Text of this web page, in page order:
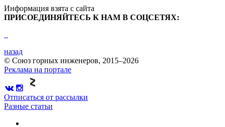
Информация взята с сайта
ПРИСОЕДИНЯЙТЕСЬ К НАМ В СОЦСЕТЯХ:
назад
© Союз горных инженеров, 2015–2026
Реклама на портале
Отписаться от рассылки
Разные статьи